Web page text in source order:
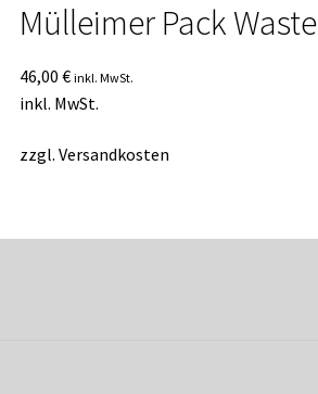
Mülleimer Pack Waste
46,00 € inkl. MwSt.
inkl. MwSt.
zzgl. Versandkosten